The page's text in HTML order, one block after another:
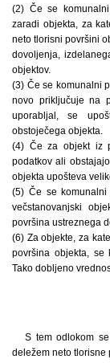
(2) Če se
zaradi objekta, za
neto tlorisni površini
dovoljenja,
objektov.
(3) Če se komunalni
novo priključuje na
uporabljal, se
obstoječega objekta.
(4) Če za objekt iz
podatkov ali
objekta upošteva
(5) Če se komunalni
večstanovanjski
površina ustreznega
(6) Za objekte, za
površina objekta, se
Tako dobljeno
S tem odlokom
deležem neto tlorisne